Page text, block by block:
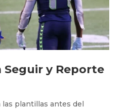
Seguir y Reporte
las plantillas antes del